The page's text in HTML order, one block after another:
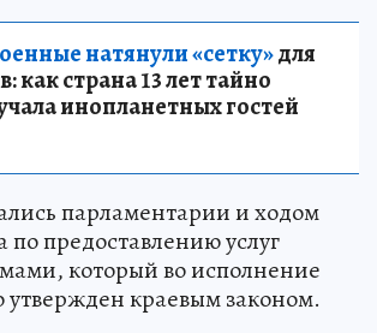
натянули «сетку»для
как страна 13 лет тайно
инопланетных гостей
парламентарии и ходом
по предоставлению услуг
который во исполнение
утвержден краевым законом.